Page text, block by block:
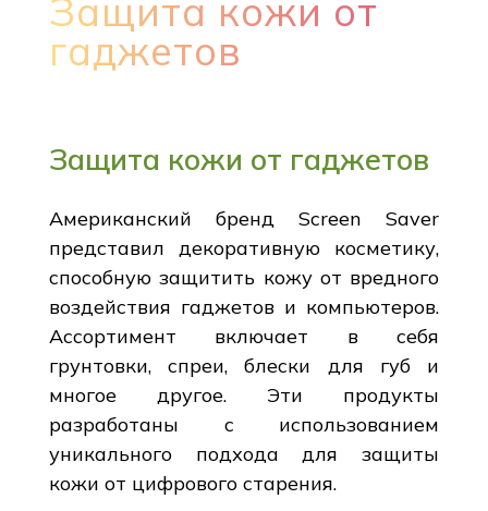
Защита кожи от
гаджетов
Защита кожи от гаджетов
Американский бренд Screen Saver
представил декоративную косметику,
способную защитить кожу от вредного
воздействия гаджетов и компьютеров.
Ассортимент включает в себя
грунтовки, спреи, блески для губ и
многое другое. Эти продукты
разработаны с использованием
уникального подхода для защиты
кожи от цифрового старения.